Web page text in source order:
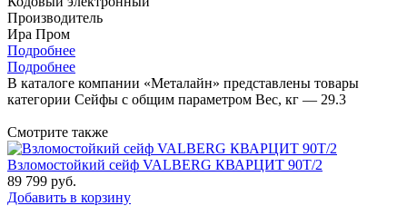
Производитель
Ира Пром
Подробнее
Подробнее
В каталоге компании «Металайн» представлены товары
категории Сейфы с общим параметром Вес, кг — 29.3
Смотрите также
Взломостойкий сейф VALBERG КВАРЦИТ 90Т/2
89 799 руб.
Добавить в корзину